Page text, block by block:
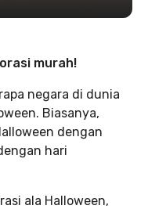
murah!
negara di dunia
Biasanya,
dengan
hari
ala Halloween,